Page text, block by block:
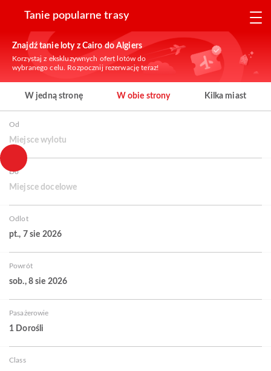
Tanie popularne trasy
Znajdź tanie loty z Cairo do Algiers
Korzystaj z ekskluzywnych ofert lotów do
wybranego celu. Rozpocznij rezerwację teraz!
W jedną stronę W obie strony Kilka miast
Od
Miejsce wylotu
Do
Miejsce docelowe
Odlot
pt., 7 sie 2026
Powrót
sob., 8 sie 2026
Pasażerowie
1 Dorośli
Class